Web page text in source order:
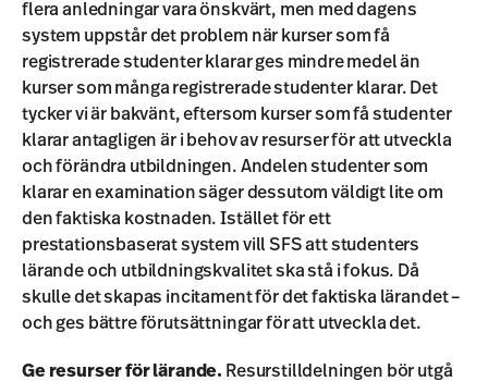
flera anledningar vara önskvärt, men med dagens
system uppstår det problem när kurser som få
registrerade studenter klarar ges mindre medel än
kurser som många registrerade studenter klarar. Det
tycker vi är bakvänt, eftersom kurser som få studenter
klarar antagligen är i behov av resurser för att utveckla
och förändra utbildningen. Andelen studenter som
klarar en examination säger dessutom väldigt lite om
den faktiska kostnaden. Istället för ett
prestationsbaserat system vill SFS att studenters
lärande och utbildningskvalitet ska stå i fokus. Då
skulle det skapas incitament för det faktiska lärandet –
och ges bättre förutsättningar för att utveckla det.
Ge resurser för lärande. Resurstilldelningen bör utgå